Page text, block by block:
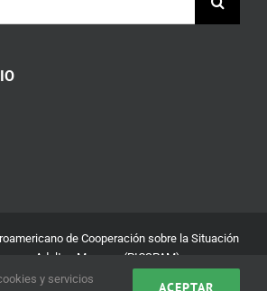
de Cooperación sobre la Situación
Adultas Mayores (PICSPAM)
y servicios
ACEPTAR